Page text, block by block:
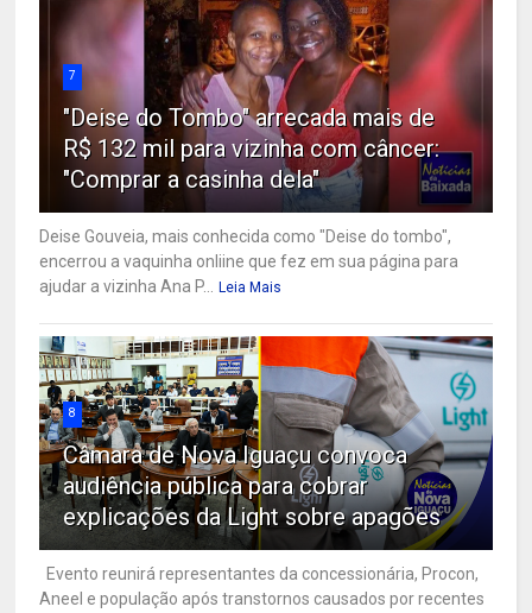
7
"Deise do Tombo" arrecada mais de
R$ 132 mil para vizinha com câncer:
"Comprar a casinha dela"
Deise Gouveia, mais conhecida como "Deise do tombo",
encerrou a vaquinha onliine que fez em sua página para
ajudar a vizinha Ana P... Leia Mais
8
Câmara de Nova Iguaçu convoca
audiência pública para cobrar
explicações da Light sobre apagões
Evento reunirá representantes da concessionária, Procon,
Aneel e população após transtornos causados por recentes